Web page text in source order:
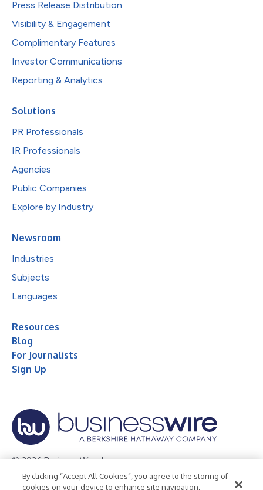
Press Release Distribution
Visibility & Engagement
Complimentary Features
Investor Communications
Reporting & Analytics
Solutions
PR Professionals
IR Professionals
Agencies
Public Companies
Explore by Industry
Newsroom
Industries
Subjects
Languages
Resources
Blog
For Journalists
Sign Up
© 2026 Business Wire, Inc.
Privacy Policy Cookie Policy Accessibility Statement
By clicking “Accept All Cookies”, you agree to the storing of
cookies on your device to enhance site navigation,